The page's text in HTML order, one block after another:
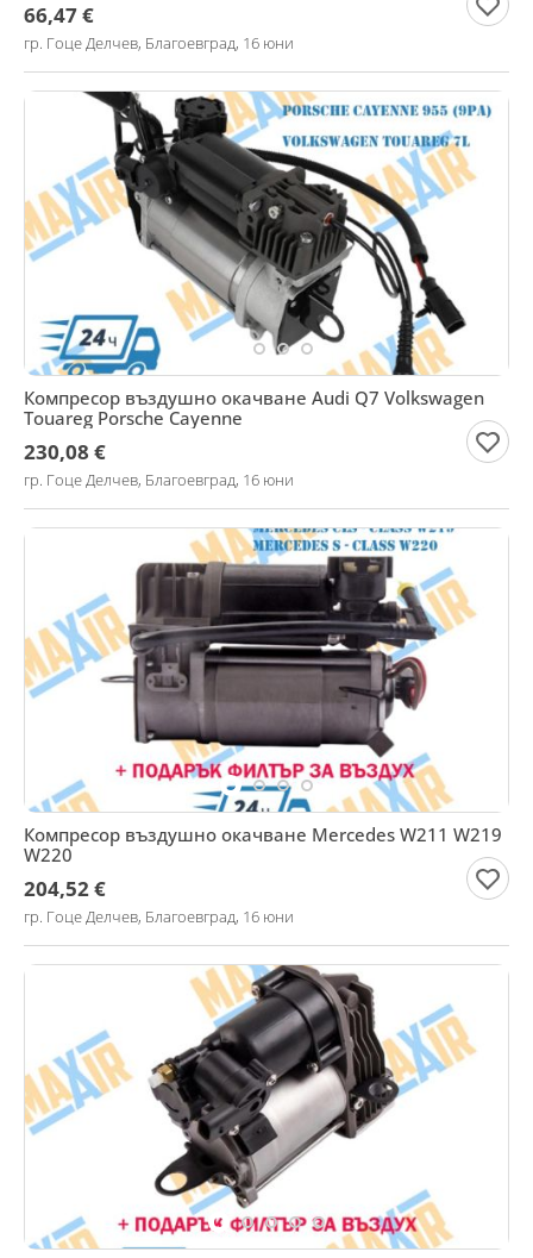
66,47 €
гр. Гоце Делчев, Благоевград, 16 юни
Компресор въздушно окачване Audi Q7 Volkswagen
Touareg Porsche Cayenne
230,08 €
гр. Гоце Делчев, Благоевград, 16 юни
Компресор въздушно окачване Mercedes W211 W219
W220
204,52 €
гр. Гоце Делчев, Благоевград, 16 юни